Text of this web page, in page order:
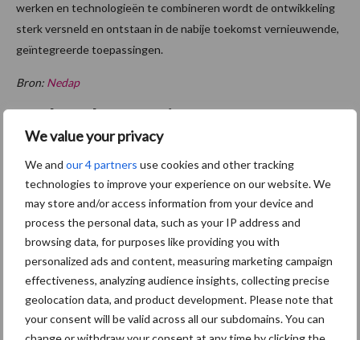
We value your privacy
We and our 4 partners use cookies and other tracking
technologies to improve your experience on our website. We
may store and/or access information from your device and
process the personal data, such as your IP address and
browsing data, for purposes like providing you with
personalized ads and content, measuring marketing campaign
effectiveness, analyzing audience insights, collecting precise
geolocation data, and product development. Please note that
your consent will be valid across all our subdomains. You can
werken en technologieën te combineren wordt de ontwikkeling
sterk versneld en ontstaan in de nabije toekomst vernieuwende,
geïntegreerde toepassingen.
Bron: Nedap
Aanbevolen voor jou!
Britse varkenssector vreest
afzetcrisis in het najaar
Grondstoffenmarkt blijft
grillig: droogte en
geopolitiek houden handel
in de greep